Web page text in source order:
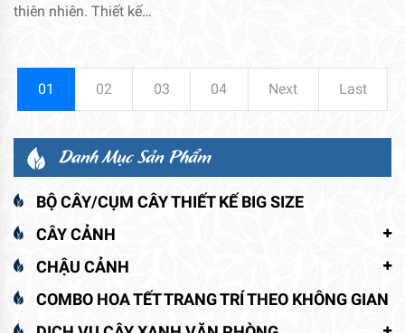
thiên nhiên. Thiết kế…
01 02 03 04 Next Last
Danh Mục Sản Phẩm
BỘ CÂY/CỤM CÂY THIẾT KẾ BIG SIZE
CÂY CẢNH
CHẬU CẢNH
COMBO HOA TẾT TRANG TRÍ THEO KHÔNG GIAN